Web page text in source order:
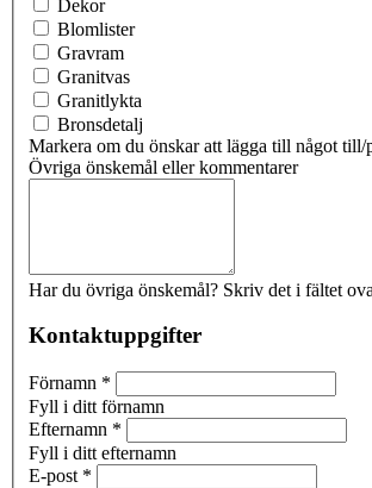
Dekor
Blomlister
Gravram
Granitvas
Granitlykta
Bronsdetalj
Markera om du önskar att lägga till något till/
Övriga önskemål eller kommentarer
Har du övriga önskemål? Skriv det i fältet
Kontaktuppgifter
Förnamn *
Fyll i ditt förnamn
Efternamn *
Fyll i ditt efternamn
E-post *